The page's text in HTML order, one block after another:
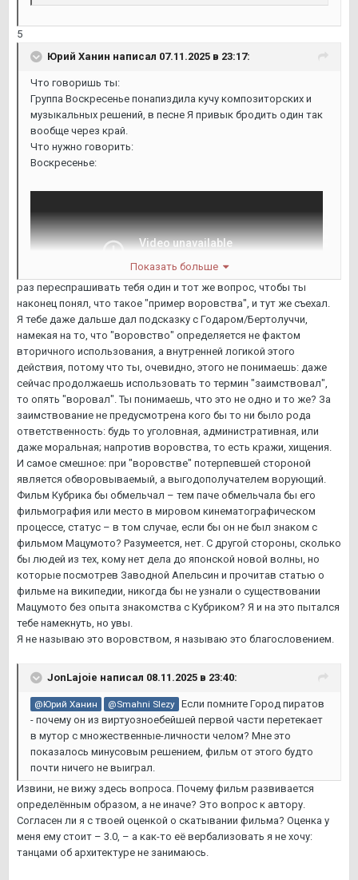
5
Юрий Ханин написал 07.11.2025 в 23:17:
Что говоришь ты:
Группа Воскресенье понапиздила кучу композиторских и
музыкальных решений, в песне Я привык бродить один так
вообще через край.
Что нужно говорить:
Воскресенье:
Пинк Флойд:
Показать больше
раз переспрашивать тебя один и тот же вопрос, чтобы ты
наконец понял, что такое "пример воровства", и тут же съехал.
Я тебе даже дальше дал подсказку с Годаром/Бертолуччи,
намекая на то, что "воровство" определяется не фактом
вторичного использования, а внутренней логикой этого
действия, потому что ты, очевидно, этого не понимаешь: даже
сейчас продолжаешь использовать то термин "заимствовал",
то опять "воровал". Ты понимаешь, что это не одно и то же? За
заимствование не предусмотрена кого бы то ни было рода
ответственность: будь то уголовная, административная, или
даже моральная; напротив воровства, то есть кражи, хищения.
И самое смешное: при "воровстве" потерпевшей стороной
является обворовываемый, а выгодополучателем ворующий.
Фильм Кубрика бы обмельчал – тем паче обмельчала бы его
фильмография или место в мировом кинематографическом
процессе, статус – в том случае, если бы он не был знаком с
фильмом Мацумото? Разумеется, нет. С другой стороны, сколько
бы людей из тех, кому нет дела до японской новой волны, но
которые посмотрев Заводной Апельсин и прочитав статью о
фильме на википедии, никогда бы не узнали о существовании
Мацумото без опыта знакомства с Кубриком? Я и на это пытался
тебе намекнуть, но увы.
Я не называю это воровством, я называю это благословением.
JonLajoie написал 08.11.2025 в 23:40:
@Юрий Ханин @Smahni Slezy Если помните Город пиратов
- почему он из виртуозноебейшей первой части перетекает
в мутор с множественные-личности челом? Мне это
показалось минусовым решением, фильм от этого будто
почти ничего не выиграл.
Извини, не вижу здесь вопроса. Почему фильм развивается
определённым образом, а не иначе? Это вопрос к автору.
Согласен ли я с твоей оценкой о скатывании фильма? Оценка у
меня ему стоит – 3.0, – а как-то её вербализовать я не хочу:
танцами об архитектуре не занимаюсь.